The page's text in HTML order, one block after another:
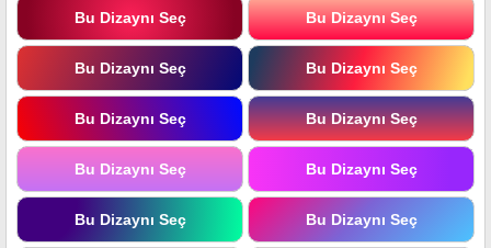
Bu Dizaynı Seç Bu Dizaynı Seç
Bu Dizaynı Seç Bu Dizaynı Seç
Bu Dizaynı Seç Bu Dizaynı Seç
Bu Dizaynı Seç Bu Dizaynı Seç
Bu Dizaynı Seç Bu Dizaynı Seç